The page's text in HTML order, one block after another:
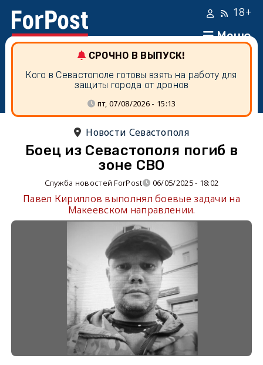
Меню
18+
СРОЧНО В ВЫПУСК!
Кого в Севастополе готовы взять на работу для
защиты города от дронов
пт, 07/08/2026 - 15:13
Новости Севастополя
Боец из Севастополя погиб в
зоне СВО
Служба новостей ForPost 06/05/2025 - 18:02
Павел Кириллов выполнял боевые задачи на
Макеевском направлении.